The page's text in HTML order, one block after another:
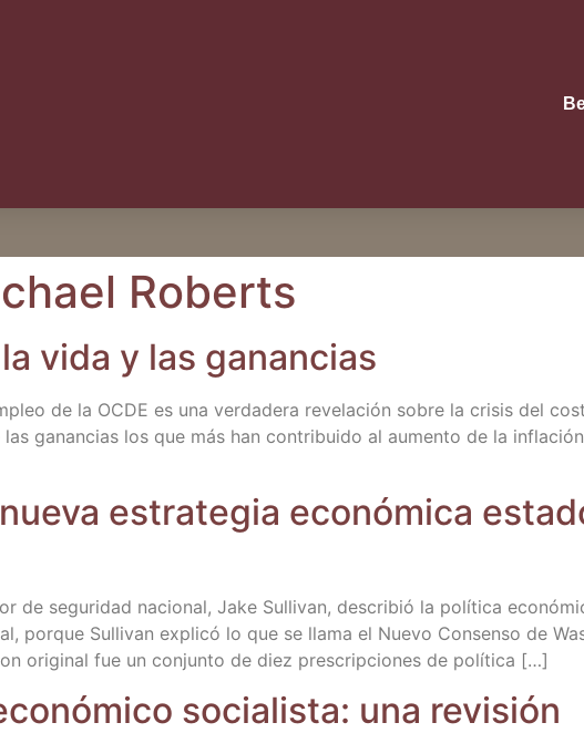
Roberts
vida y las ganancias
de la OCDE es una ver­da­de­ra reve­la­ción sobre la cri­sis del
ganan­cias los que más han con­tri­bui­do al aumen­to de la
estra­te­gia eco­nó­mi­ca
de segu­ri­dad nacio­nal, Jake Sulli­van, des­cri­bió la polí­ti­ca
por­que Sulli­van expli­có lo que se lla­ma el Nue­vo Con­sen­so de
ori­gi­nal fue un con­jun­to de diez pres­crip­cio­nes de política […]
socia­lis­ta: una revisión